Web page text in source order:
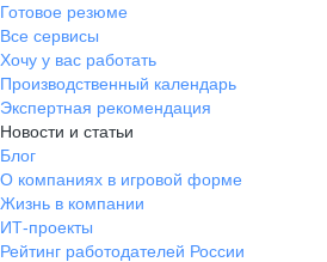
Готовое резюме
Все сервисы
Хочу у вас работать
Производственный календарь
Экспертная рекомендация
Новости и статьи
Блог
О компаниях в игровой форме
Жизнь в компании
ИТ-проекты
Рейтинг работодателей России